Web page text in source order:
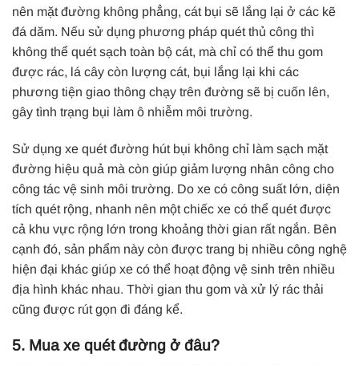
nên mặt đường không phẳng, cát bụi sẽ lắng lại ở các kẽ
đá dăm. Nếu sử dụng phương pháp quét thủ công thì
không thể quét sạch toàn bộ cát, mà chỉ có thể thu gom
được rác, lá cây còn lượng cát, bụi lắng lại khi các
phương tiện giao thông chạy trên đường sẽ bị cuốn lên,
gây tình trạng bụi làm ô nhiễm môi trường.
Sử dụng xe quét đường hút bụi không chỉ làm sạch mặt
đường hiệu quả mà còn giúp giảm lượng nhân công cho
công tác vệ sinh môi trường. Do xe có công suất lớn, diện
tích quét rộng, nhanh nên một chiếc xe có thể quét được
cả khu vực rộng lớn trong khoảng thời gian rất ngắn. Bên
cạnh đó, sản phẩm này còn được trang bị nhiều công nghệ
hiện đại khác giúp xe có thể hoạt động vệ sinh trên nhiều
địa hình khác nhau. Thời gian thu gom và xử lý rác thải
cũng được rút gọn đi đáng kể.
5. Mua xe quét đường ở đâu?